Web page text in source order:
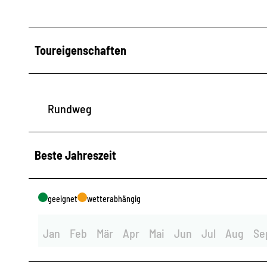
Toureigenschaften
Rundweg
Beste Jahreszeit
geeignet wetterabhängig
Jan Feb Mär Apr Mai Jun Jul Aug